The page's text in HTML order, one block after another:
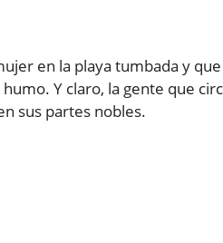
en la playa tumbada y
Y claro, la gente que
sus partes nobles.